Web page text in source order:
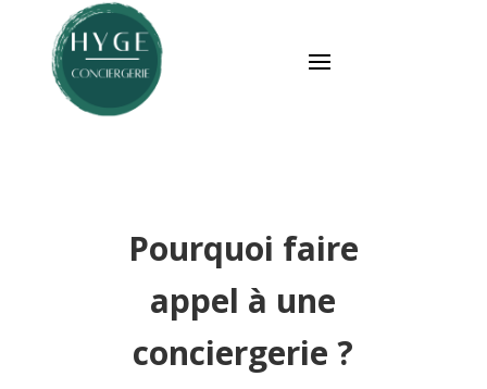
Pourquoi faire
appel à une
conciergerie ?